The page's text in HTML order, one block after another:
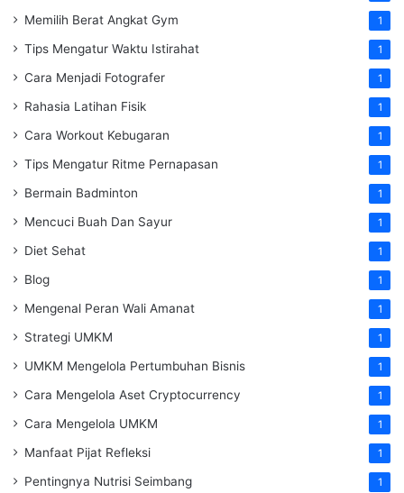
Memilih Berat Angkat Gym 1
Tips Mengatur Waktu Istirahat 1
Cara Menjadi Fotografer 1
Rahasia Latihan Fisik 1
Cara Workout Kebugaran 1
Tips Mengatur Ritme Pernapasan 1
Bermain Badminton 1
Mencuci Buah Dan Sayur 1
Diet Sehat 1
Blog 1
Mengenal Peran Wali Amanat 1
Strategi UMKM 1
UMKM Mengelola Pertumbuhan Bisnis 1
Cara Mengelola Aset Cryptocurrency 1
Cara Mengelola UMKM 1
Manfaat Pijat Refleksi 1
Pentingnya Nutrisi Seimbang 1